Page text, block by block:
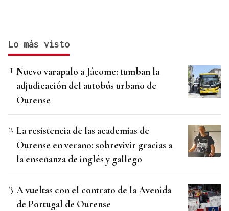
Lo más visto
Nuevo varapalo a Jácome: tumban la
adjudicación del autobús urbano de
Ourense
La resistencia de las academias de
Ourense en verano: sobrevivir gracias a
la enseñanza de inglés y gallego
A vueltas con el contrato de la Avenida
de Portugal de Ourense